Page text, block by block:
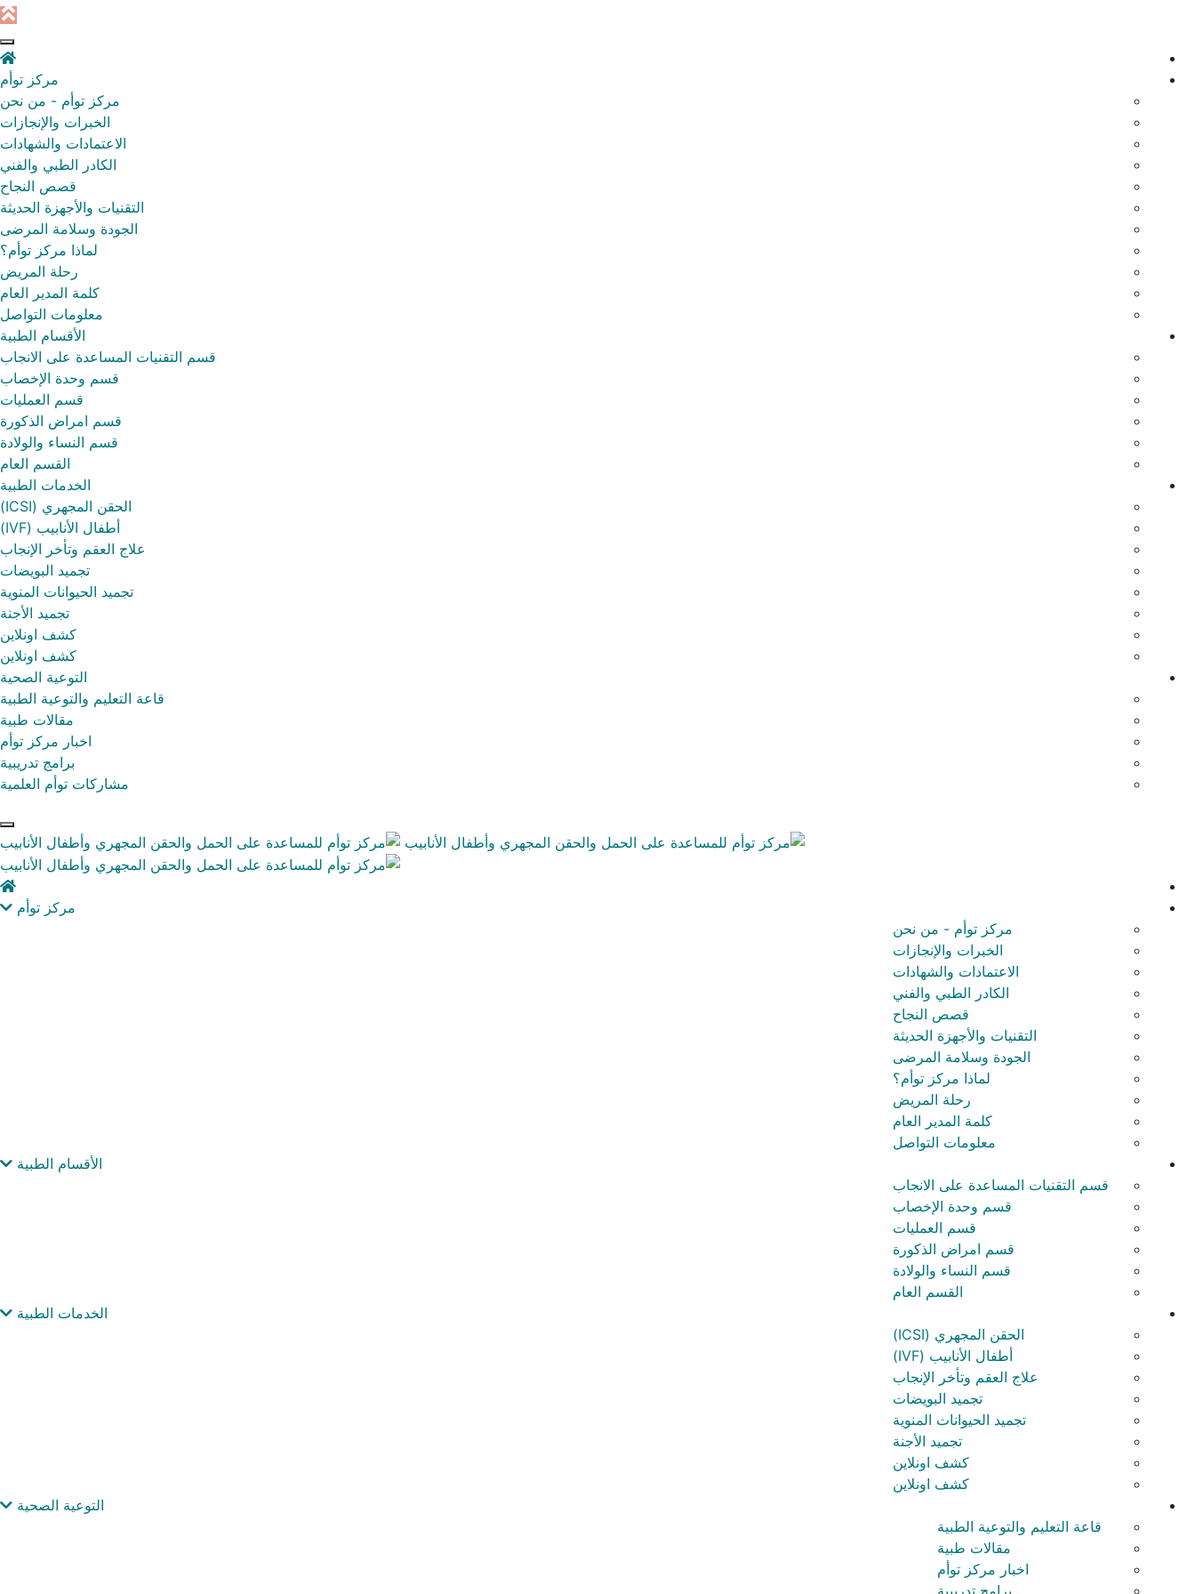
مركز توأم
مركز توأم - من نحن
الخبرات والإنجازات
الاعتمادات والشهادات
الكادر الطبي والفني
قصص النجاح
التقنيات والأجهزة الحديثة
الجودة وسلامة المرضى
لماذا مركز توأم؟
رحلة المريض
كلمة المدير العام
معلومات التواصل
الأقسام الطبية
قسم التقنيات المساعدة على الانجاب
قسم وحدة الإخصاب
قسم العمليات
قسم امراض الذكورة
قسم النساء والولادة
القسم العام
الخدمات الطبية
الحقن المجهري (ICSI)
أطفال الأنابيب (IVF)
علاج العقم وتأخر الإنجاب
تجميد البويضات
تجميد الحيوانات المنوية
تجميد الأجنة
كشف اونلاين
كشف اونلاين
التوعية الصحية
قاعة التعليم والتوعية الطبية
مقالات طبية
اخبار مركز توأم
برامج تدريبية
مشاركات توأم العلمية
مركز توأم
مركز توأم - من نحن
الخبرات والإنجازات
الاعتمادات والشهادات
الكادر الطبي والفني
قصص النجاح
التقنيات والأجهزة الحديثة
الجودة وسلامة المرضى
لماذا مركز توأم؟
رحلة المريض
كلمة المدير العام
معلومات التواصل
الأقسام الطبية
قسم التقنيات المساعدة على الانجاب
قسم وحدة الإخصاب
قسم العمليات
قسم امراض الذكورة
قسم النساء والولادة
القسم العام
الخدمات الطبية
الحقن المجهري (ICSI)
أطفال الأنابيب (IVF)
علاج العقم وتأخر الإنجاب
تجميد البويضات
تجميد الحيوانات المنوية
تجميد الأجنة
كشف اونلاين
كشف اونلاين
التوعية الصحية
قاعة التعليم والتوعية الطبية
مقالات طبية
اخبار مركز توأم